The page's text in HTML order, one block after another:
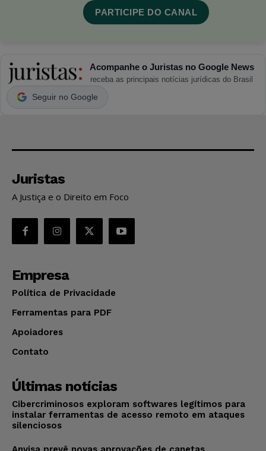
PARTICIPE DO CANAL
Acompanhe o Juristas no Google News
receba as principais notícias jurídicas do Brasil
Seguir no Google
Juristas
A Justiça e o Direito em Foco
Empresa
Política de Privacidade
Ferramentas para PDF
Apoiadores
Contato
Últimas notícias
Cibercriminosos exploram softwares legítimos para
instalar ferramentas de acesso remoto em ataques
silenciosos